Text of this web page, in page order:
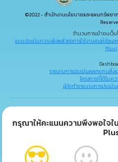
©2022 - สำนักงานนโยบายและแผนทรัพยา
จำนวนการเข้าชมเว็บ
แบบประเมินความพึงพอใจต่อการใช้งานศูนย์ข้อมู
Plus)
รายงานการประเมินผลกระทบสิ่
โครงการที่ได้รับค
ผู้จัดทำรายงานการประเมิ
กรุณาให้คะแนนความพึงพอใจใ